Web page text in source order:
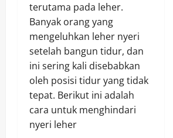
terutama pada leher.
Banyak orang yang
mengeluhkan leher nyeri
setelah bangun tidur, dan
ini sering kali disebabkan
oleh posisi tidur yang tidak
tepat. Berikut ini adalah
cara untuk menghindari
nyeri leher